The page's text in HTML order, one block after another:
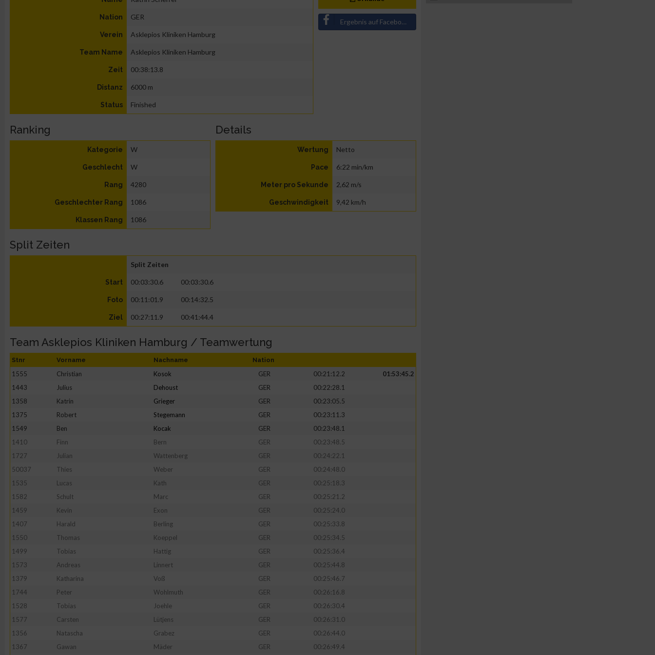
Nation GER
Verein Asklepios Kliniken Hamburg
Team Name Asklepios Kliniken Hamburg
Zeit 00:38:13.8
Distanz 6000 m
Status Finished
Ergebnis auf Facebook teilen
Ranking
Kategorie W
Geschlecht W
Rang 4280
Geschlechter Rang 1086
Klassen Rang 1086
Details
Wertung Netto
Pace 6:22 min/km
Meter pro Sekunde 2,62 m/s
Geschwindigkeit 9,42 km/h
Split Zeiten
Split Zeiten
Start 00:03:30.6 00:03:30.6
Foto 00:11:01.9 00:14:32.5
Ziel 00:27:11.9 00:41:44.4
Team Asklepios Kliniken Hamburg / Teamwertung
Stnr Vorname Nachname Nation
1555 Christian Kosok GER 00:21:12.2
01:53:45.2
1443
Julius Dehoust GER
00:22:28.1
1358
Katrin Grieger GER
00:23:05.5
1375
Robert Stegemann GER
00:23:11.3
1549
Ben Kocak GER
00:23:48.1
1410
Finn Bern GER
00:23:48.5
1727
Julian Wattenberg GER
00:24:22.1
50037
Thies Weber GER
00:24:48.0
1535
Lucas Kath GER
00:25:18.3
1582
Schult Marc GER
00:25:21.2
1459
Kevin Exon GER
00:25:24.0
1407
Harald Berling GER
00:25:33.8
1550
Thomas Koeppel GER
00:25:34.5
1499
Tobias Hattig GER
00:25:36.4
1573
Andreas Linnert GER
00:25:44.8
1379
Katharina Voß GER
00:25:46.7
1744
Peter Wohlmuth GER
00:26:16.8
1528
Tobias Joehle GER
00:26:30.4
1577
Carsten Lütjens GER
00:26:31.0
1356
Natascha Grabez GER
00:26:44.0
1367
Gawan Mäder GER
00:26:49.4